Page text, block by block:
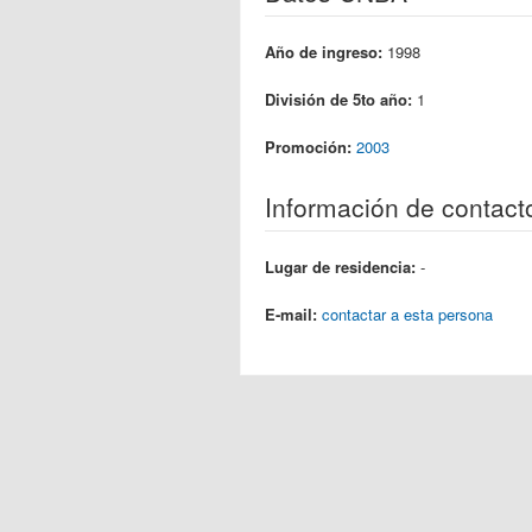
Año de ingreso: 1998
División de 5to año: 1
Promoción: 2003
Información de
Lugar de residencia: -
E-mail: contactar a esta persona